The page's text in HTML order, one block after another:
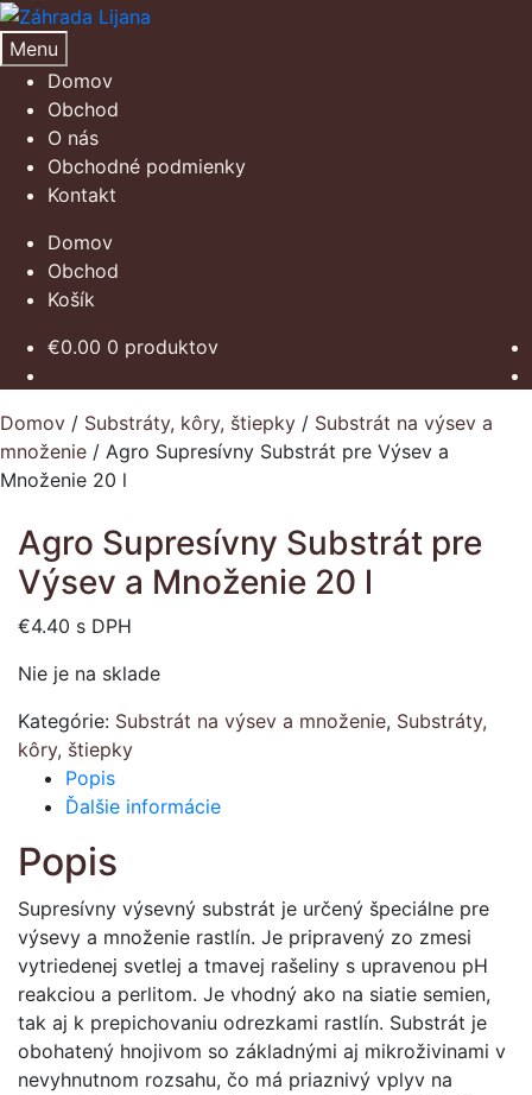
Preskočiť
na
navigáciu
Preskočiť
na
obsah
Menu
Domov
Obchod
O nás
Obchodné podmienky
Kontakt
Domov
Obchod
Košík
€0.00 0 produktov
Domov / Substráty, kôry, štiepky / Substrát na výsev a
množenie / Agro Supresívny Substrát pre Výsev a
Množenie 20 l
Agro Supresívny Substrát pre
Výsev a Množenie 20 l
€4.40 s DPH
Nie je na sklade
Kategórie: Substrát na výsev a množenie, Substráty,
kôry, štiepky
Popis
Ďalšie informácie
Popis
Supresívny výsevný substrát je určený špeciálne pre
výsevy a množenie rastlín. Je pripravený zo zmesi
vytriedenej svetlej a tmavej rašeliny s upravenou pH
reakciou a perlitom. Je vhodný ako na siatie semien,
tak aj k prepichovaniu odrezkami rastlín. Substrát je
obohatený hnojivom so základnými aj mikroživinami v
nevyhnutnom rozsahu, čo má priaznivý vplyv na